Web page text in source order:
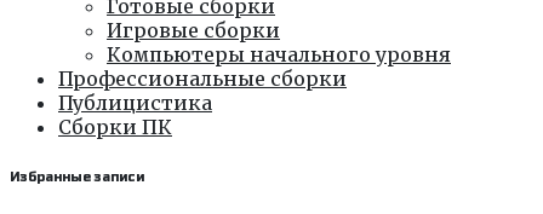
Готовые сборки
Игровые сборки
Компьютеры начального уровня
Профессиональные сборки
Публицистика
Сборки ПК
Избранные записи